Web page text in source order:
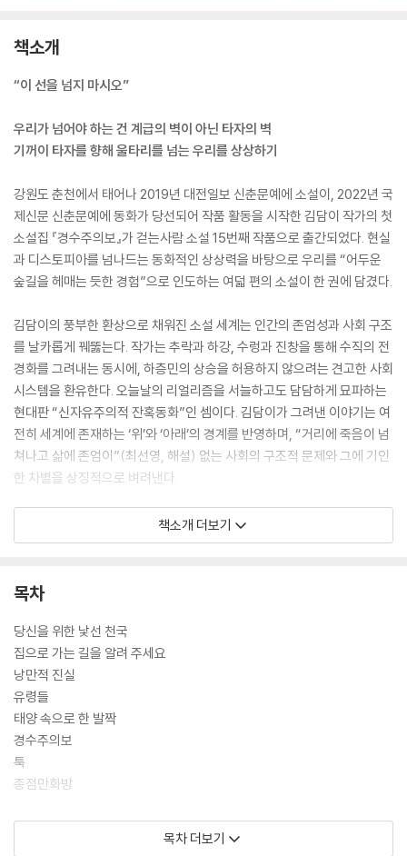
책소개
“이 선을 넘지 마시오”
우리가 넘어야 하는 건 계급의 벽이 아닌 타자의 벽
기꺼이 타자를 향해 울타리를 넘는 우리를 상상하기
강원도 춘천에서 태어나 2019년 대전일보 신춘문예에 소설이, 2022년 국
제신문 신춘문예에 동화가 당선되어 작품 활동을 시작한 김담이 작가의 첫
소설집 『경수주의보』가 걷는사람 소설 15번째 작품으로 출간되었다. 현실
과 디스토피아를 넘나드는 동화적인 상상력을 바탕으로 우리를 “어두운
숲길을 헤매는 듯한 경험”으로 인도하는 여덟 편의 소설이 한 권에 담겼다.
김담이의 풍부한 환상으로 채워진 소설 세계는 인간의 존엄성과 사회 구조
를 날카롭게 꿰뚫는다. 작가는 추락과 하강, 수렁과 진창을 통해 수직의 전
경화를 그려내는 동시에, 하층민의 상승을 허용하지 않으려는 견고한 사회
시스템을 환유한다. 오늘날의 리얼리즘을 서늘하고도 담담하게 묘파하는
현대판 “신자유주의적 잔혹동화”인 셈이다. 김담이가 그려낸 이야기는 여
전히 세계에 존재하는 ‘위’와 ‘아래’의 경계를 반영하며, “거리에 죽음이 넘
쳐나고 삶에 존엄이”(최선영, 해설) 없는 사회의 구조적 문제와 그에 기인
한 차별을 상징적으로 벼려낸다.
작가는 “삶에서 마주하는 크고 작은 일상과 비일상들”(강병융, 추천사)을
자신만의 독특한 상상력과 통찰력을 활용해 꼼꼼하게 녹여낸다. 이를테면
민들이 직면한 극한의 생존 상황을, 「집으로 가는 길을 알려 주세요」는 갑
을 환상 세계를 응용해 보여 준다. 「낭만적 진실」과 표제작 「경수주의보」는
자본의 억압 아래 있는 작가를 빌려 ‘작가다움’과 작금의 시대에 ‘작가로 산
다는 것’의 의미를 추적한다. 「유령들」은 자연과 인간의 충돌을 드러내며
인간의 무력함을 상징화하고, 「태양 속으로 한 발짝」은 디스토피아 SF를
배경으로 파괴와 재생의 시간을 담아낸다. 「툭」에서는 작은 사건 하나가 한
사람의 삶을 어떻게 송두리째 뒤흔드는지를, 「종점만화방」에서는 인물들
이 사회적 벽에 갇혀 더 이상 나아가지 못하는 ‘종점’에 이르는 모습을 통해
계급 간의 분리와 인간 존엄성의 상실을 적나라하게 그린다. 이렇듯 절망
에서, 김담이는 우리가 넘어야 하는 것은 계급의 벽이 아니라 타자의 벽이
책소개 더보기
목차
당신을 위한 낯선 천국
집으로 가는 길을 알려 주세요
낭만적 진실
유령들
태양 속으로 한 발짝
경수주의보
툭
종점만화방
해설
목차 더보기